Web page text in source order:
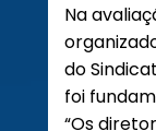
Na
do
foi
“Os